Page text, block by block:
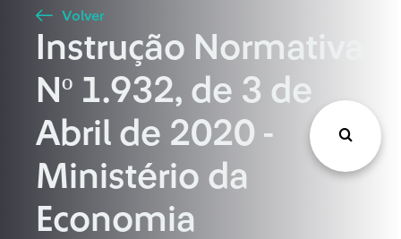
Buscar
Volver
Instrução Normativa
Nº 1.932, de 3 de
Abril de 2020 -
Ministério da
Economia